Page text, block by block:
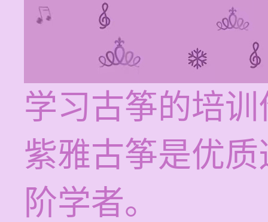
学习古筝的培
紫雅古筝是优
阶学者。